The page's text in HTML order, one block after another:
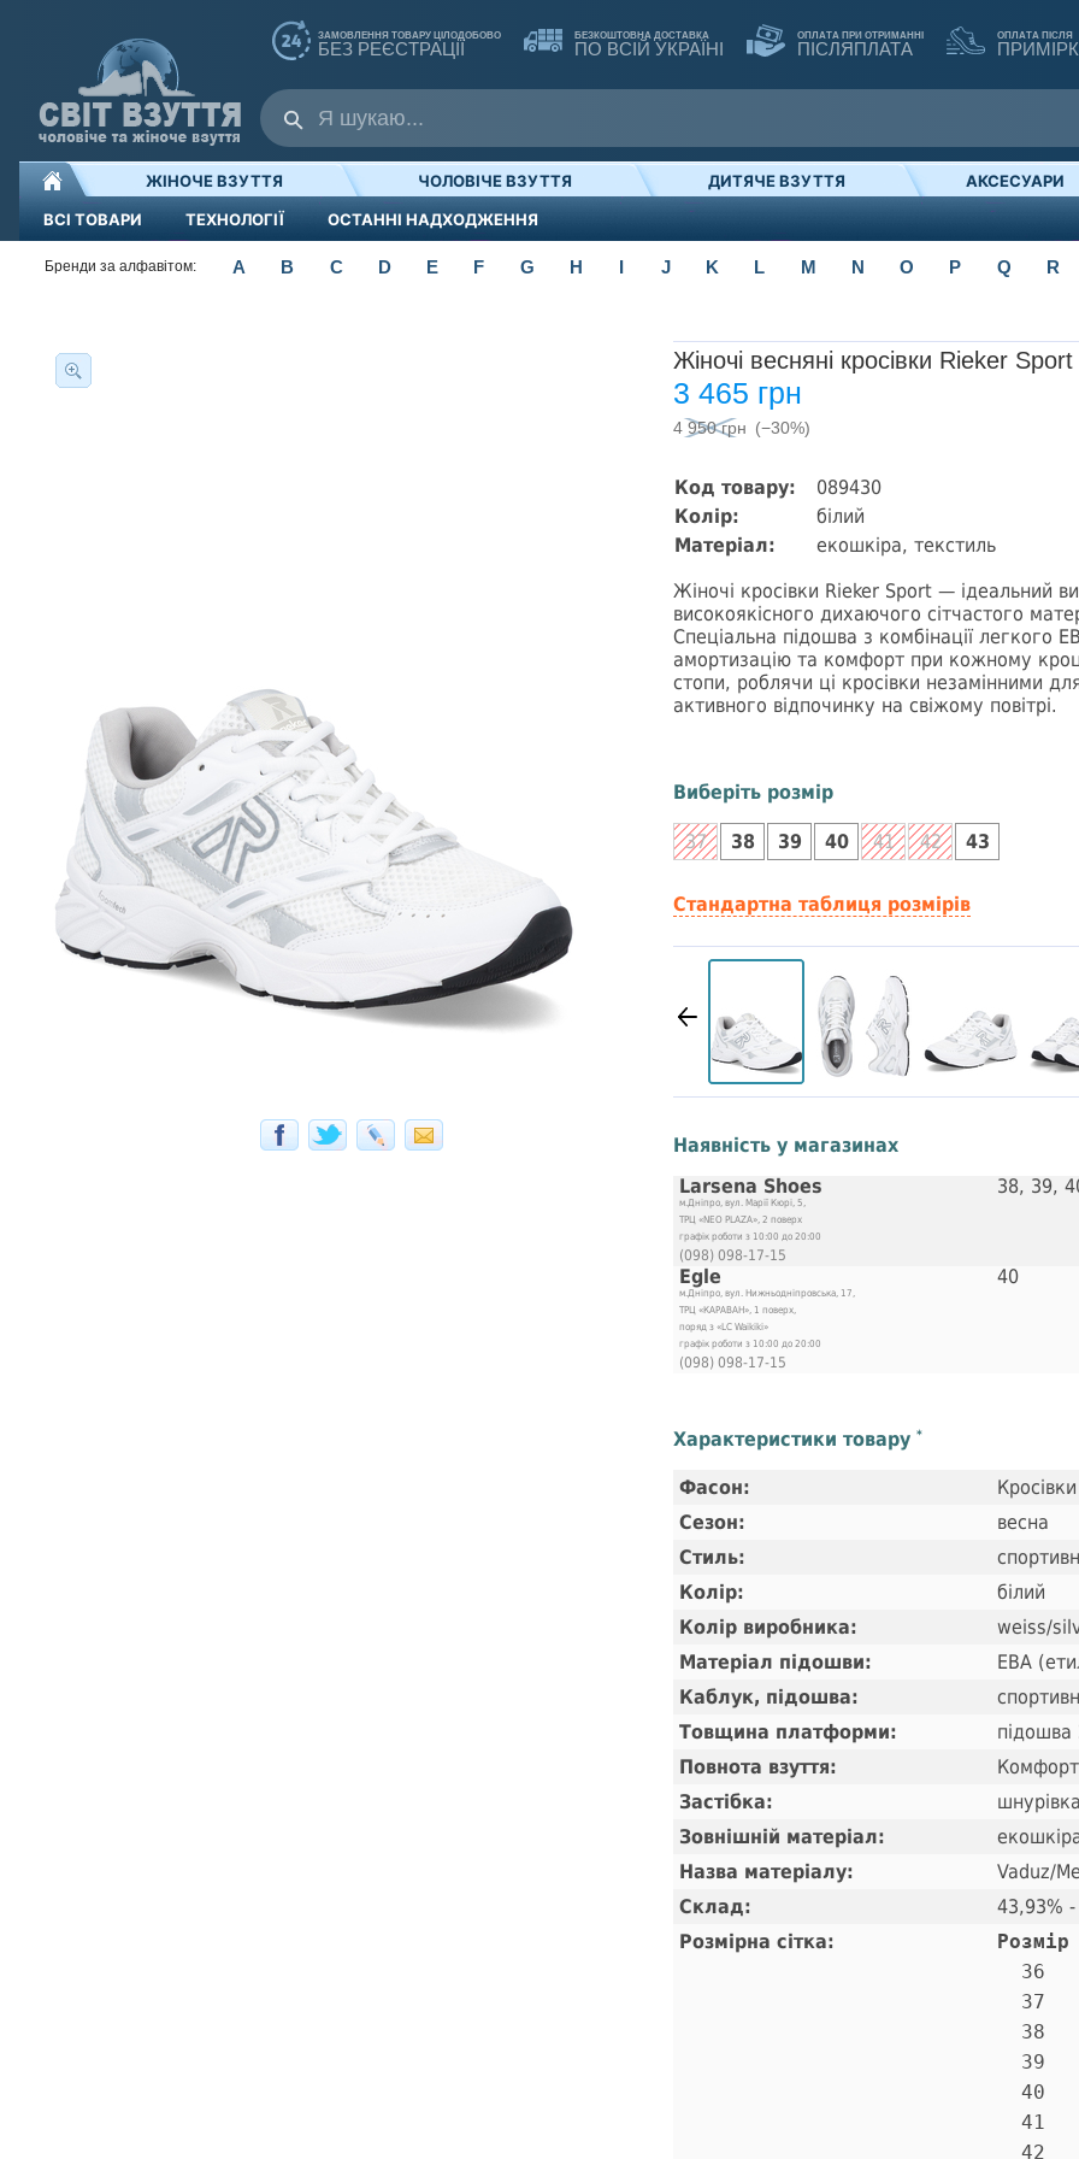
ЗАМОВЛЕННЯ ТОВАРУ ЦІЛОДОБОВО
БЕЗ РЕЄСТРАЦІЇ
БЕЗКОШТОВНА ДОСТАВКА
ПО ВСІЙ УКРАЇНІ
ОПЛАТА ПРИ ОТРИМАННІ
ПІСЛЯПЛАТА
ОПЛАТА ПІСЛЯ
ВСІ ТОВАРИ ТЕХНОЛОГІЇ ОСТАННІ НАДХОДЖЕННЯ
ЖІНОЧЕ ВЗУТТЯ ЧОЛОВІЧЕ ВЗУТТЯ ДИТЯЧЕ ВЗУТТЯ АКСЕСУАРИ
Бренди за алфавітом: A B C D E F G H I J K L M N O P Q R
Жіночі весняні кросівки Rieker Sport
3 465 грн
4 950 грн (−30%)
Код товару:
089430
Колір:
білий
Матеріал:
екошкіра, текстиль
Жіночі кросівки Rieker Sport — ідеальний
високоякісного дихаючого сітчастого
Спеціальна підошва з комбінації легкого
амортизацію та комфорт при кожному
стопи, роблячи ці кросівки незамінними
активного відпочинку на свіжому повітрі.
Виберіть розмір
37 38 39 40 41 42 43
Стандартна таблиця розмірів
Наявність у магазинах
Larsena Shoes
м.Дніпро, вул. Марії Кюрі, 5,
ТРЦ «NEO PLAZA», 2 поверх
графік роботи з 10:00 до 20:00
(098) 098-17-15
38, 39,
Egle
м.Дніпро, вул. Нижньодніпровська, 17,
ТРЦ «КАРАВАН», 1 поверх,
поряд з «LC Waikiki»
графік роботи з 10:00 до 20:00
(098) 098-17-15
40
Характеристики товару *
Фасон:
Кросівки
Сезон:
весна
Стиль:
Колір:
білий
Колір виробника:
weiss/
Матеріал підошви:
ЕВА
Каблук, підошва:
Товщина платформи:
підошва
Повнота взуття:
Застібка:
шнурівка
Зовнішній матеріал:
Назва матеріалу:
Vaduz/
Склад:
43,93%
Розмірна сітка:
36
37
38
39
40
41
42